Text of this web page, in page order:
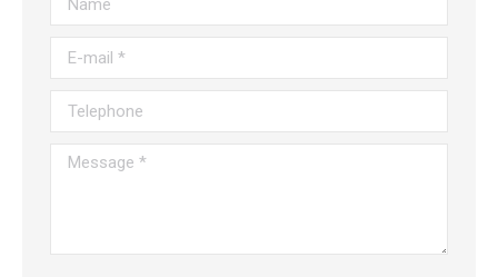
Message *